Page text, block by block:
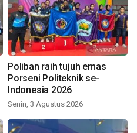
Poliban raih tujuh emas
Porseni Politeknik se-
Indonesia 2026
Senin, 3 Agustus 2026